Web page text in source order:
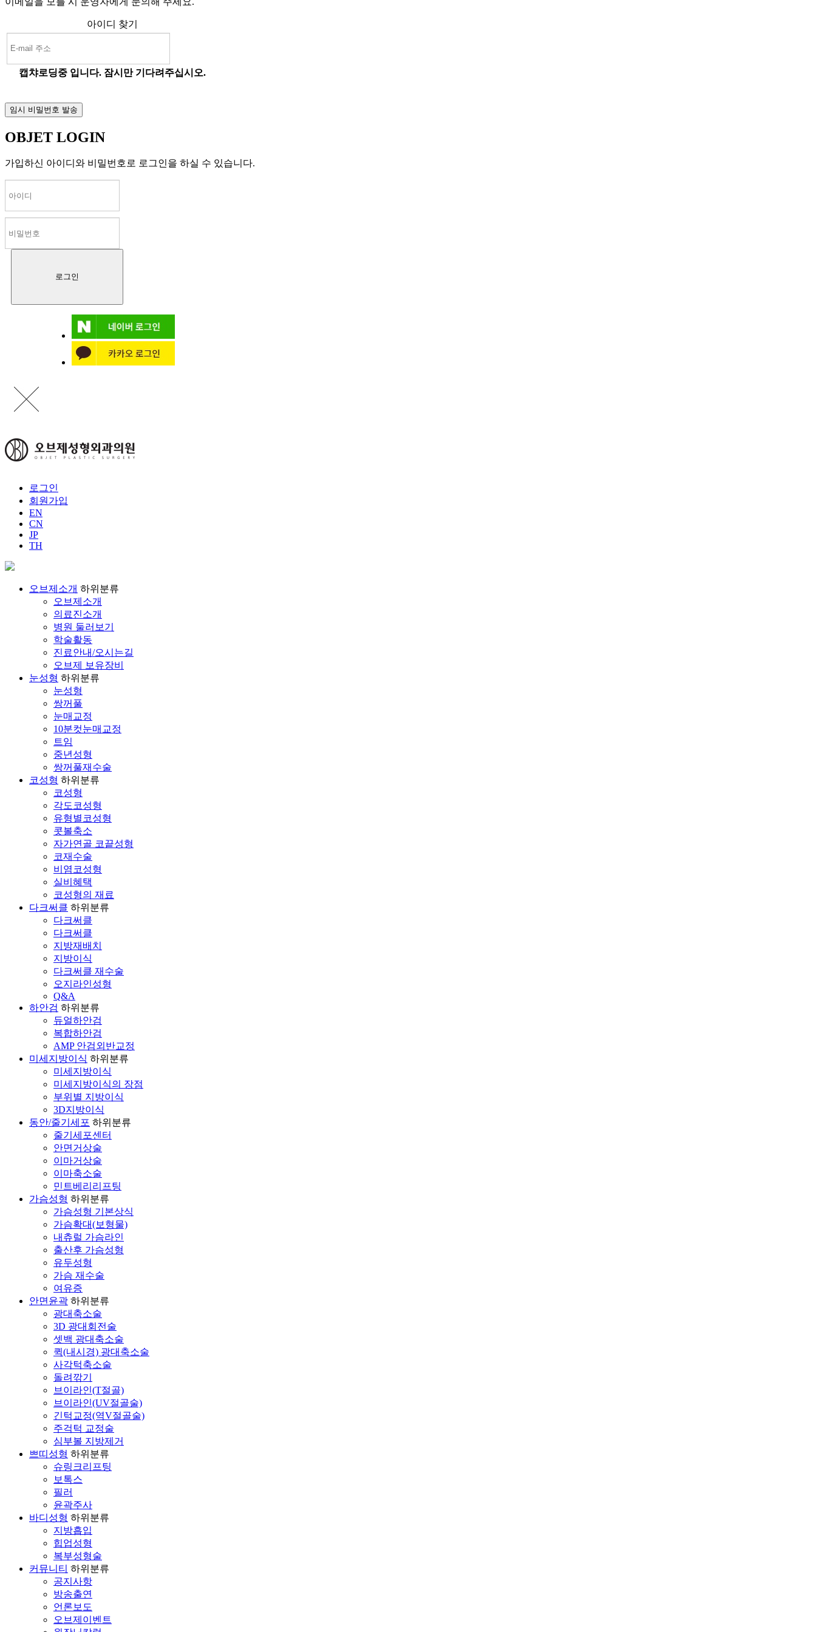
아이디 찾기
캡챠로딩중 입니다. 잠시만 기다려주십시오.
OBJET LOGIN
가입하신 아이디와 비밀번호로 로그인을 하실 수 있습니다.
로그인
회원가입
EN
CN
JP
TH
오브제소개 하위분류
오브제소개
의료진소개
병원 둘러보기
학술활동
진료안내/오시는길
오브제 보유장비
눈성형 하위분류
눈성형
쌍꺼풀
눈매교정
10분컷눈매교정
트임
중년성형
쌍꺼풀재수술
코성형 하위분류
코성형
각도코성형
유형별코성형
콧볼축소
자가연골 코끝성형
코재수술
비염코성형
실비혜택
코성형의 재료
다크써클 하위분류
다크써클
다크써클
지방재배치
지방이식
다크써클 재수술
오지라인성형
Q&A
하안검 하위분류
듀얼하안검
복합하안검
AMP 안검외반교정
미세지방이식 하위분류
미세지방이식
미세지방이식의 장점
부위별 지방이식
3D지방이식
동안/줄기세포 하위분류
줄기세포센터
안면거상술
이마거상술
이마축소술
민트베리리프팅
가슴성형 하위분류
가슴성형 기본상식
가슴확대(보형물)
내츄럴 가슴라인
출산후 가슴성형
유두성형
가슴 재수술
여유증
안면윤곽 하위분류
광대축소술
3D 광대회전술
셋백 광대축소술
퀵(내시경) 광대축소술
사각턱축소술
돌려깎기
브이라인(T절골)
브이라인(UV절골술)
긴턱교정(역V절골술)
주걱턱 교정술
심부볼 지방제거
쁘띠성형 하위분류
슈링크리프팅
보톡스
필러
윤곽주사
바디성형 하위분류
지방흡입
힙업성형
복부성형술
커뮤니티 하위분류
공지사항
방송출연
언론보도
오브제이벤트